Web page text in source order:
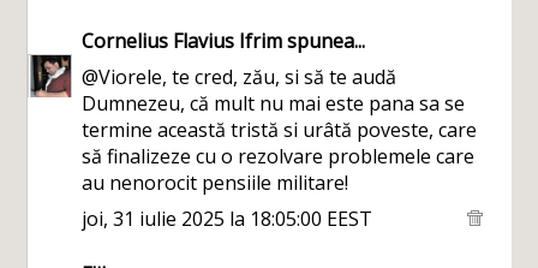
Cornelius Flavius Ifrimspunea...
@Viorele, te cred, zău, si să te audă
Dumnezeu, că mult nu mai este pana sa se
termine această tristă si urâtă poveste, care
să finalizeze cu o rezolvare problemele care
au nenorocit pensiile militare!
joi, 31 iulie 2025 la 18:05:00 EEST